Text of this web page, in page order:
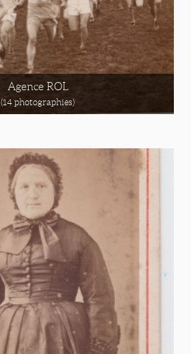
Agence ROL
(14 photographies)